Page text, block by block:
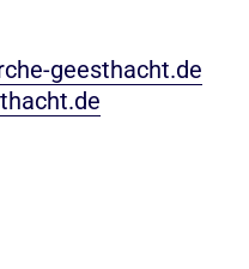
geesthacht.de